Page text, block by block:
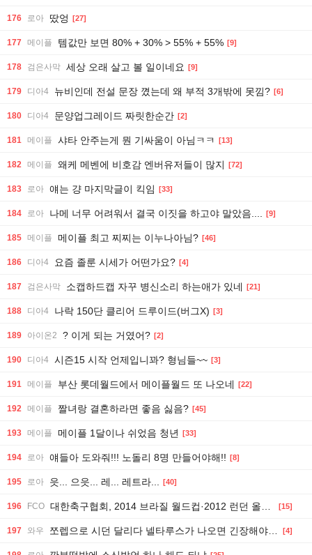
176 로아 땄엉 [27]
177 메이플 템값만 보면 80% + 30% > 55% + 55% [9]
178 검은사막 세상 오래 살고 볼 일이네요 [9]
179 디아4 뉴비인데 전설 문장 꼈는데 왜 부적 3개밖에 못낌? [6]
180 디아4 문양업그레이드 짜릿한순간 [2]
181 메이플 샤타 안주는게 뭔 기싸움이 아님ㅋㅋ [13]
182 메이플 왜케 메벤에 비호감 엔버유저들이 많지 [72]
183 로아 얘는 걍 마지막글이 킥임 [33]
184 로아 나메 너무 어려워서 결국 이짓을 하고야 말았음.... [9]
185 메이플 메이플 최고 찌찌는 이누나아님? [46]
186 디아4 요즘 졸룬 시세가 어떤가요? [4]
187 검은사막 소캡하드캡 자꾸 병신소리 하는애가 있네 [21]
188 디아4 나락 150단 클리어 드루이드(버그X) [3]
189 아이온2 ? 이게 되는 거였어? [2]
190 디아4 시즌15 시작 언제입니꽈? 형님들~~ [3]
191 메이플 부산 롯데월드에서 메이플월드 또 나오네 [22]
192 메이플 짤녀랑 결혼하라면 좋음 싫음? [45]
193 메이플 메이플 1달이나 쉬었음 청년 [33]
194 로아 얘들아 도와줘!!! 노돌리 8명 만들어야해!! [8]
195 로아 읏... 으읏... 레... 레트라... [40]
196 FCO 대한축구협회, 2014 브라질 월드컵·2012 런던 올림픽 예선전 등 심판에 수차례 성접대 [15]
197 와우 쪼렙으로 시던 달리다 넬타루스가 나오면 긴장해야 할 몹 [4]